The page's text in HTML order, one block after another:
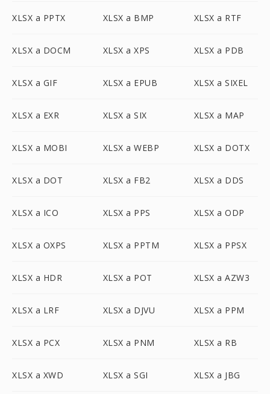
XLSX a PPTX XLSX a BMP XLSX a RTF
XLSX a DOCM XLSX a XPS XLSX a PDB
XLSX a GIF XLSX a EPUB XLSX a SIXEL
XLSX a EXR XLSX a SIX XLSX a MAP
XLSX a MOBI XLSX a WEBP XLSX a DOTX
XLSX a DOT XLSX a FB2 XLSX a DDS
XLSX a ICO XLSX a PPS XLSX a ODP
XLSX a OXPS XLSX a PPTM XLSX a PPSX
XLSX a HDR XLSX a POT XLSX a AZW3
XLSX a LRF XLSX a DJVU XLSX a PPM
XLSX a PCX XLSX a PNM XLSX a RB
XLSX a XWD XLSX a SGI XLSX a JBG